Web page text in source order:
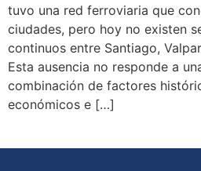
tuvo una red ferroviaria que
ciudades, pero hoy no existen
continuos entre Santiago,
Esta ausencia no responde a
combinación de factores
económicos e […]